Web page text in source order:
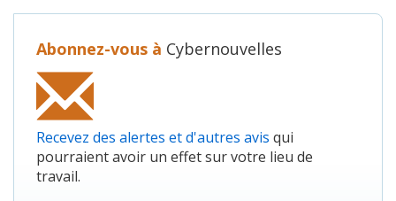
Abonnez-vous à Cybernouvelles
Recevez des alertes et d'autres avis qui
pourraient avoir un effet sur votre lieu de
travail.